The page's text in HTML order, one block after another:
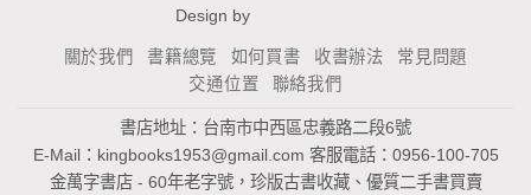
Design by
關於我們 書籍總覽 如何買書 收書辦法
常見問題
交通位置
聯絡我們
書店地址：台南市中西區忠義路二段6號
E-Mail： kingbooks1953@gmail.com 客服電話：0956-100-705
金萬字書店 - 60年老字號，珍版古書收藏、優質二手書買賣